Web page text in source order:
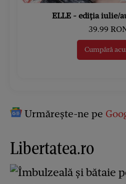
ELLE - ediția iulie/
39.99
Cumpără
Urmărește-ne pe
Libertatea.ro